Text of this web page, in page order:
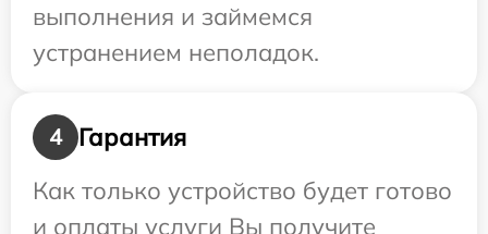
выполнения и займемся
устранением неполадок.
4
Гарантия
Как только устройство будет готово
и оплаты услуги Вы получите